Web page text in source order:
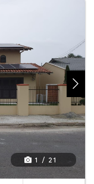
1 / 21